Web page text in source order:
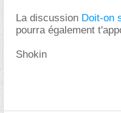
La discussion Doit-on
pourra également
Shokin